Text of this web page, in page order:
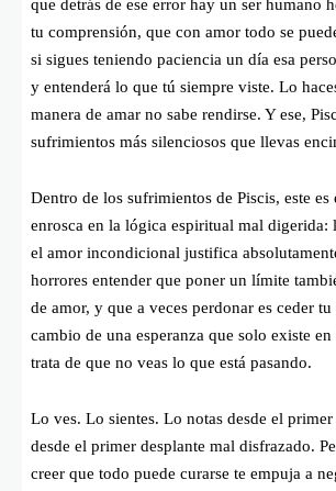
que detrás de ese error hay un ser humano
tu comprensión, que con amor todo se
si sigues teniendo paciencia un día esa
y entenderá lo que tú siempre viste. Lo
manera de amar no sabe rendirse. Y ese,
sufrimientos más silenciosos que llevas
Dentro de los sufrimientos de Piscis, este es
enrosca en la lógica espiritual mal digerida:
el amor incondicional justifica
horrores entender que poner un límite
de amor, y que a veces perdonar es ceder
cambio de una esperanza que solo existe en
trata de que no veas lo que está pasando.
Lo ves. Lo sientes. Lo notas desde el
desde el primer desplante mal disfrazado.
creer que todo puede curarse te empuja a